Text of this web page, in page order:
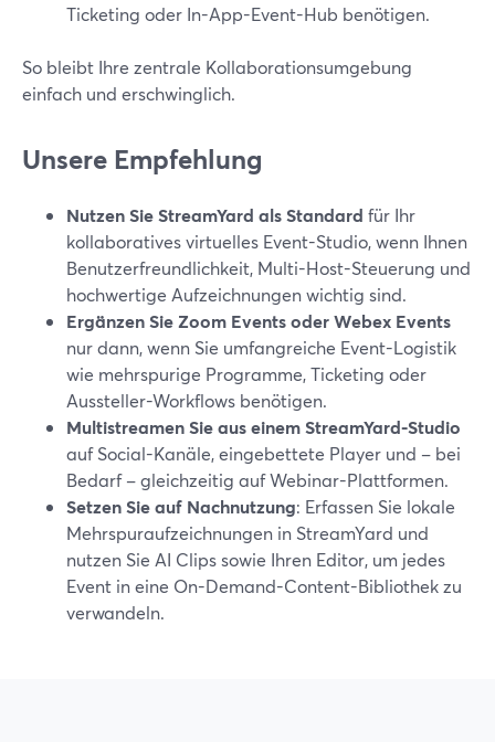
Ticketing oder In-App-Event-Hub benötigen.
So bleibt Ihre zentrale Kollaborationsumgebung
einfach und erschwinglich.
Unsere Empfehlung
Nutzen Sie StreamYard als Standard für Ihr
kollaboratives virtuelles Event-Studio, wenn Ihnen
Benutzerfreundlichkeit, Multi-Host-Steuerung und
hochwertige Aufzeichnungen wichtig sind.
Ergänzen Sie Zoom Events oder Webex Events
nur dann, wenn Sie umfangreiche Event-Logistik
wie mehrspurige Programme, Ticketing oder
Aussteller-Workflows benötigen.
Multistreamen Sie aus einem StreamYard-Studio
auf Social-Kanäle, eingebettete Player und – bei
Bedarf – gleichzeitig auf Webinar-Plattformen.
Setzen Sie auf Nachnutzung: Erfassen Sie lokale
Mehrspuraufzeichnungen in StreamYard und
nutzen Sie AI Clips sowie Ihren Editor, um jedes
Event in eine On-Demand-Content-Bibliothek zu
verwandeln.